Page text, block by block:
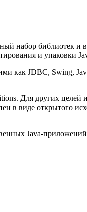
набор библиотек
и упаковки
как JDBC, Swing,
Для других целей
в виде открытого
Java-